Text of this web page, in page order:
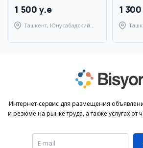
1 500 y.e
Ташкент, Юнусабадский
1
Интернет-сервис для размещения
и резюме на рынке труда, а также услугах от